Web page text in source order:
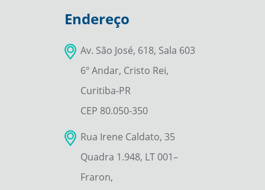
Endereço
Av. São José, 618, Sala 603
6º Andar, Cristo Rei,
Curitiba-PR
CEP 80.050-350
Rua Irene Caldato, 35
Quadra 1.948, LT 001–
Fraron,